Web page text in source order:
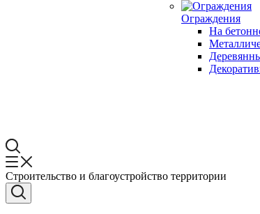
Ограждения
На
Строительство и благоустройство территории